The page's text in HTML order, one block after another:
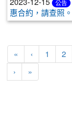
公告
惠合約，請查照。
« 第一頁
‹ 上一頁
1 2
› 下一頁
»